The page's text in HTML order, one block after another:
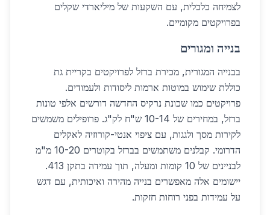
לצמיחה כלכלית, עם השקעות של מיליארדי שקלים
בפרויקטים מקומיים.
בנייה ומגורים
בבנייה המגורית, מכירת ברזל לפרויקטים בקריית גת
כוללת שימוש במוטות ארמות ליסודות ולעמודים.
פרויקטים כמו שכונת נרקיס החדשה דורשים אלפי טונות
ברזל, במחירים של 10-14 ש"ח לק"ג. פרופילים משמשים
לקירות מסך ולגגות, עם ציפוי אנטי-קורוזיה לאקלים
הדרומי. קבלנים משתמשים בברזל בקוטרים 10-20 מ"מ
לבניינים של 10 קומות ומעלה, תוך עמידה בתקן 413.
יישומים אלה מאפשרים בנייה מהירה ואיכותית, עם דגש
על עמידות בפני רוחות חזקות.